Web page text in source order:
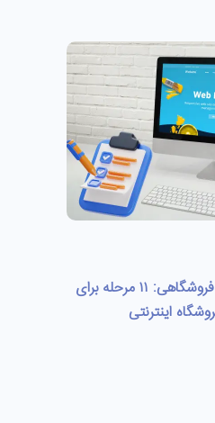
مراحل طراحی سایت فروشگاهی: ۱۱ مرحله برای
اینترنتی